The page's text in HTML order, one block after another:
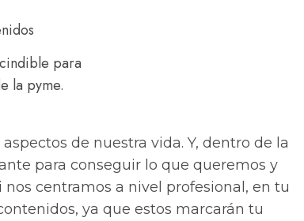
para
la pyme.
de nuestra vida. Y, dentro de la
para conseguir lo que queremos y
centramos a nivel profesional, en tu
ya que estos marcarán tu